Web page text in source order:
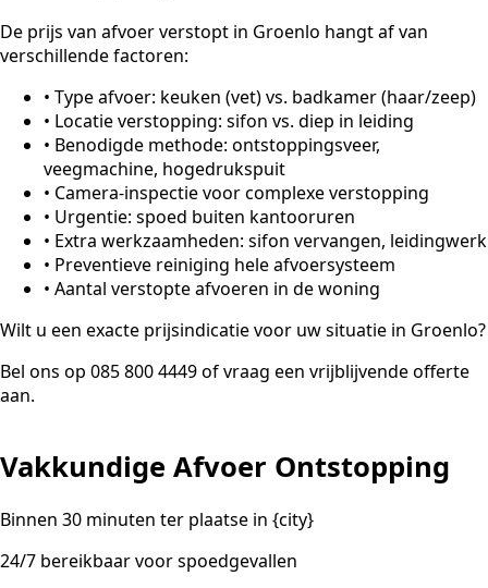
De prijs van afvoer verstopt in Groenlo hangt af van
verschillende factoren:
• Type afvoer: keuken (vet) vs. badkamer (haar/zeep)
• Locatie verstopping: sifon vs. diep in leiding
• Benodigde methode: ontstoppingsveer,
veegmachine, hogedrukspuit
• Camera-inspectie voor complexe verstopping
• Urgentie: spoed buiten kantooruren
• Extra werkzaamheden: sifon vervangen, leidingwerk
• Preventieve reiniging hele afvoersysteem
• Aantal verstopte afvoeren in de woning
Wilt u een exacte prijsindicatie voor uw situatie in Groenlo?
Bel ons op 085 800 4449 of vraag een vrijblijvende offerte
aan.
Vakkundige Afvoer Ontstopping
Binnen 30 minuten ter plaatse in {city}
24/7 bereikbaar voor spoedgevallen